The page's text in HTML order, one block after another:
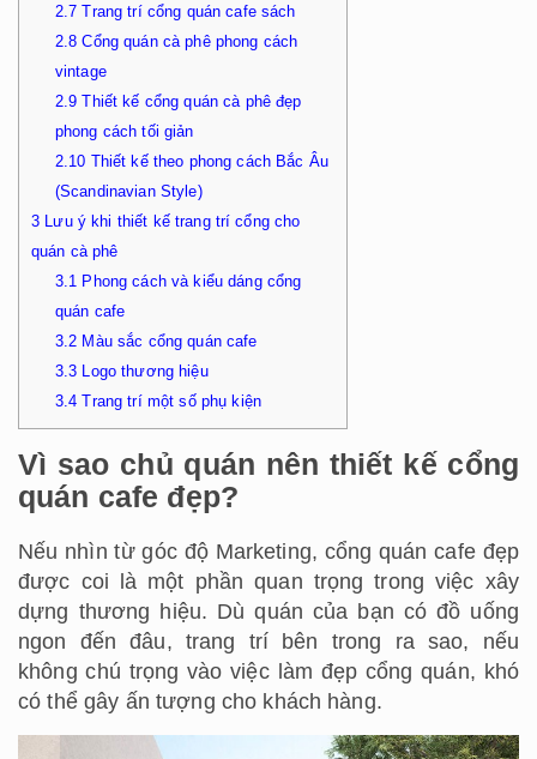
2.7 Trang trí cổng quán cafe sách
2.8 Cổng quán cà phê phong cách
vintage
2.9 Thiết kế cổng quán cà phê đẹp
phong cách tối giản
2.10 Thiết kế theo phong cách Bắc Âu
(Scandinavian Style)
3 Lưu ý khi thiết kế trang trí cổng cho
quán cà phê
3.1 Phong cách và kiểu dáng cổng
quán cafe
3.2 Màu sắc cổng quán cafe
3.3 Logo thương hiệu
3.4 Trang trí một số phụ kiện
Vì sao chủ quán nên thiết kế cổng
quán cafe đẹp?
Nếu nhìn từ góc độ Marketing, cổng quán cafe đẹp
được coi là một phần quan trọng trong việc xây
dựng thương hiệu. Dù quán của bạn có đồ uống
ngon đến đâu, trang trí bên trong ra sao, nếu
không chú trọng vào việc làm đẹp cổng quán, khó
có thể gây ấn tượng cho khách hàng.